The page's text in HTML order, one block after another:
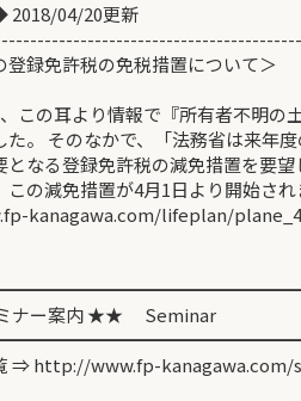
04/20更新
の登録免許税の免税措置に
この耳より情報で『所有者不明の
た。 そのなかで、「法務省は来年
となる登録免許税の減免措置を要
この減免措置が4月1日より開始され
kanagawa.com/lifeplan/
ナー案内 ★★ Seminar
⇒ http://www.fp-kanagawa.com/